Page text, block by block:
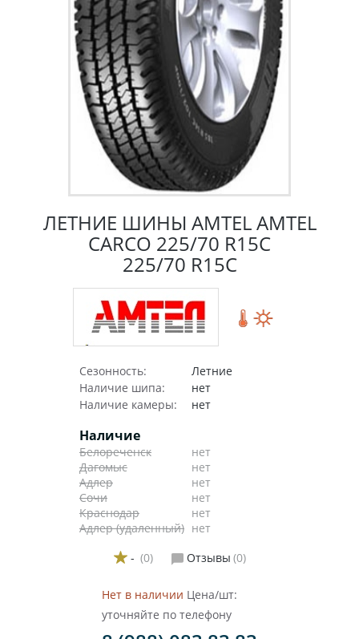
ЛЕТНИЕ ШИНЫ AMTEL AMTEL
CARCO 225/70 R15C
225/70 R15C
Сезонность:
Летние
Наличие шипа:
нет
Наличие камеры:
нет
Наличие
Белореченск
нет
Дагомыс
нет
Адлер
нет
Сочи
нет
Краснодар
нет
Адлер (удаленный) нет
- (0) Отзывы (0)
Нет в наличии Цена/шт:
уточняйте по телефону